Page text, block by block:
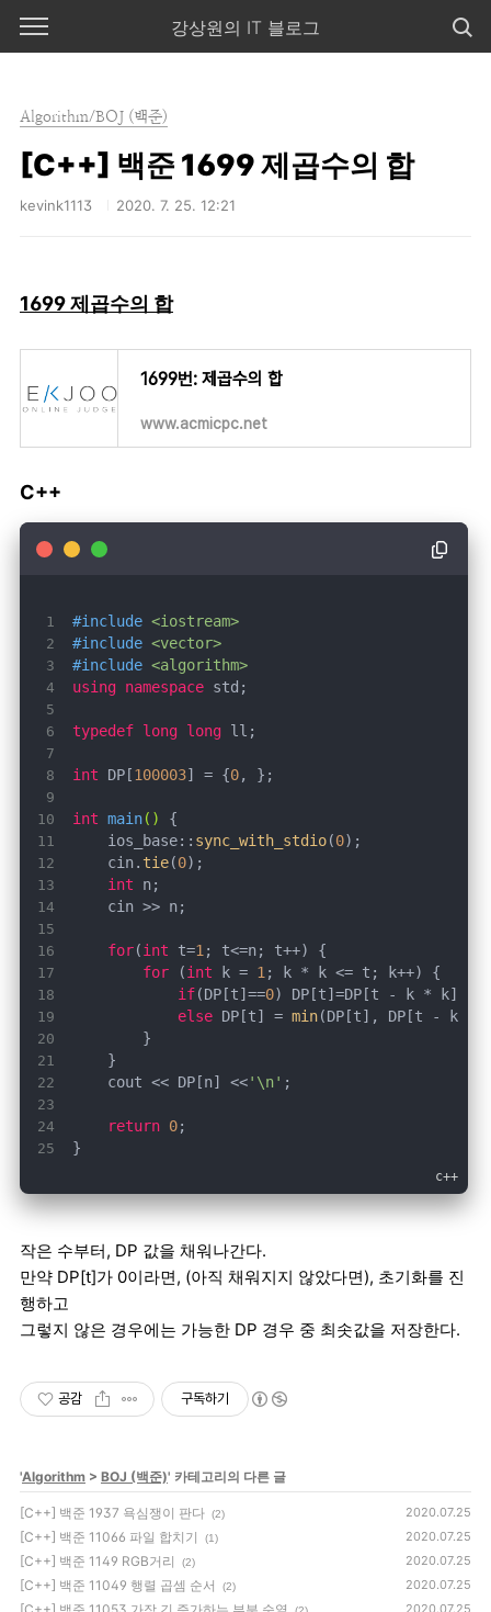
강상원의 IT 블로그
Algorithm/BOJ (백준)
[C++] 백준 1699 제곱수의 합
kevink1113 2020. 7. 25. 12:21
1699 제곱수의 합
1699번: 제곱수의 합
www.acmicpc.net
C++
#include <iostream>
#include <vector>
#include <algorithm>
using namespace
typedef long long
int DP[100003] = {0
int main()
    ios_base::
sync_with_stdio(0
    cin.
tie(0
int
for(int t=1
for (int k = 1
if(DP[t]==0) DP[t]=DP[t - k * k] +
else DP[t] = min(DP[t], DP[t - k *
    cout << DP[n] <<
'\n'
return 0
}
작은 수부터, DP 값을 채워나간다.
만약 DP[t]가 0이라면, (아직 채워지지 않았다면), 초기화를 진
행하고
그렇지 않은 경우에는 가능한 DP 경우 중 최솟값을 저장한다.
공감 구독하기
'Algorithm > BOJ (백준)' 카테고리의 다른 글
[C++] 백준 1937 욕심쟁이 판다 (2) 2020.07.25
[C++] 백준 11066 파일 합치기 (1) 2020.07.25
[C++] 백준 1149 RGB거리 (2) 2020.07.25
[C++] 백준 11049 행렬 곱셈 순서 (2) 2020.07.25
2020.07.25